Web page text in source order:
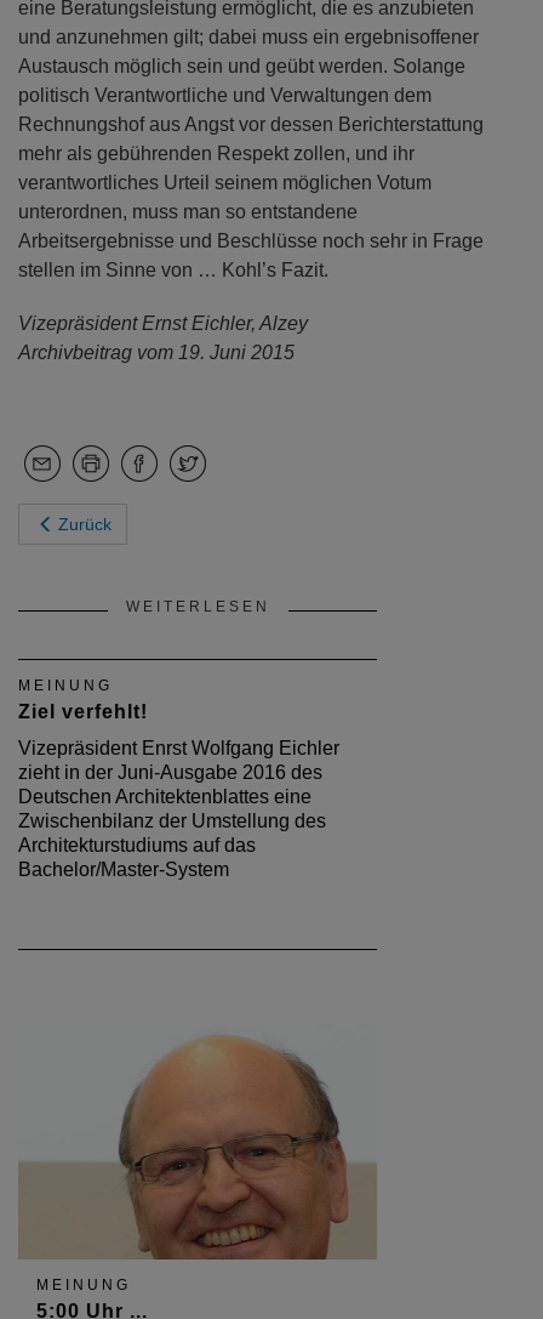
eine Beratungsleistung ermöglicht, die es anzubieten
und anzunehmen gilt; dabei muss ein ergebnisoffener
Austausch möglich sein und geübt werden. Solange
politisch Verantwortliche und Verwaltungen dem
Rechnungshof aus Angst vor dessen Berichterstattung
mehr als gebührenden Respekt zollen, und ihr
verantwortliches Urteil seinem möglichen Votum
unterordnen, muss man so entstandene
Arbeitsergebnisse und Beschlüsse noch sehr in Frage
stellen im Sinne von … Kohl’s Fazit.
Vizepräsident Ernst Eichler, Alzey
Archivbeitrag vom 19. Juni 2015
Zurück
WEITERLESEN
MEINUNG
Ziel verfehlt!
Vizepräsident Enrst Wolfgang Eichler
zieht in der Juni-Ausgabe 2016 des
Deutschen Architektenblattes eine
Zwischenbilanz der Umstellung des
Architekturstudiums auf das
Bachelor/Master-System
MEINUNG
5:00 Uhr ...